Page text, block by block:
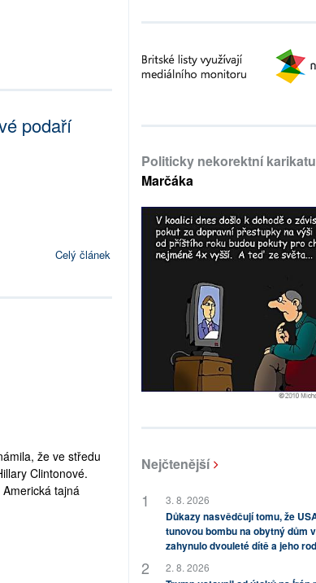
podaří
Celý článek
že ve středu
Clintonové.
tajná
Politicky nekorektní
Marčáka
Nejčtenější
3. 8. 2026
Důkazy nasvědčují tomu, že
tunovou bombu na obytný dům
zahynulo dvouleté dítě a jeho
2. 8. 2026